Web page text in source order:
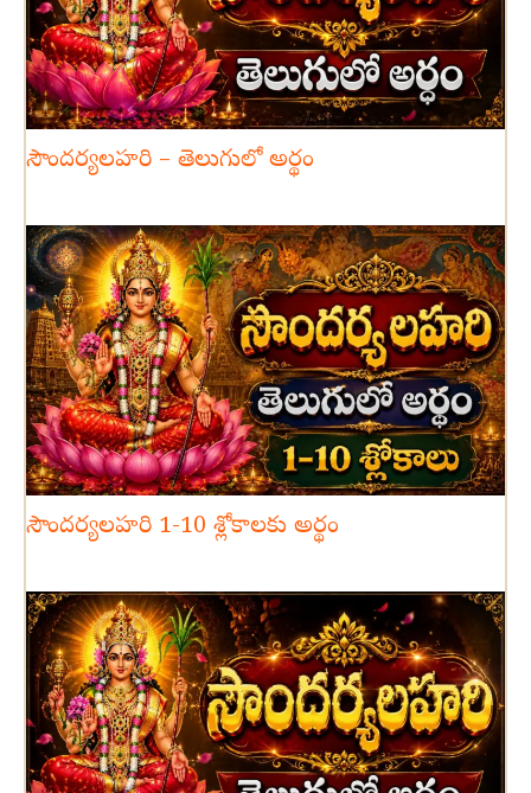
సౌందర్యలహరి – తెలుగులో అర్థం
సౌందర్యలహరి 1-10 శ్లోకాలకు అర్థం